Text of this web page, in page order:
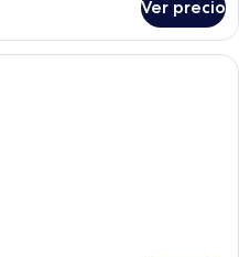
Ver precio
Habitación de hotel con cuatro